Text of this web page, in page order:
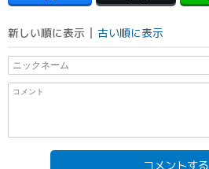
新しい順に表示 古い順に表示
コメントする